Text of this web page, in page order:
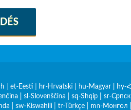
et-Eesti hr-Hrvatski hu-Magyar hy-
sl-Slovenščina sq-Shqip sr-
sw-Kiswahili tr-Türkçe mn-Монгол